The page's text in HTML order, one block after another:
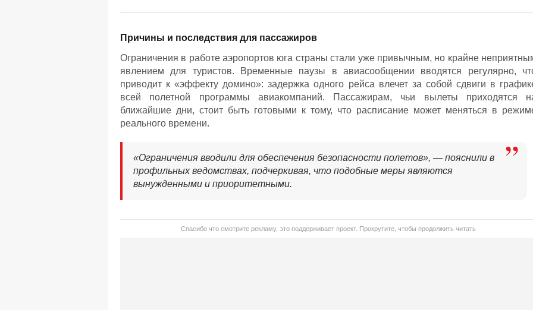
Причины и последствия для пассажиров
Ограничения в работе аэропортов юга страны стали уже привычным, но крайне
явлением для туристов. Временные паузы в авиасообщении вводятся регулярно,
приводит к «эффекту домино»: задержка одного рейса влечет за собой сдвиги в
всей полетной программы авиакомпаний. Пассажирам, чьи вылеты приходятся
ближайшие дни, стоит быть готовыми к тому, что расписание может меняться в
реального времени.
«Ограничения вводили для обеспечения безопасности полетов», — пояснили в
профильных ведомствах, подчеркивая, что подобные меры являются
вынужденными и приоритетными.
Спасибо что смотрите рекламу, это поддерживает проект. Прокрутите, чтобы продолжить читать